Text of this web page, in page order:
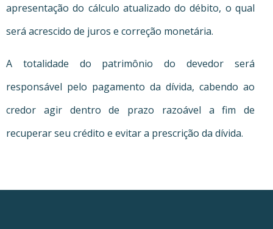
apresentação do cálculo atualizado do débito, o qual
será acrescido de juros e correção monetária.
A totalidade do patrimônio do devedor será
responsável pelo pagamento da dívida, cabendo ao
credor agir dentro de prazo razoável a fim de
recuperar seu crédito e evitar a prescrição da dívida.